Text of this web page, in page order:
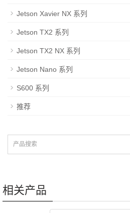
Jetson Xavier NX 系列
Jetson TX2 系列
Jetson TX2 NX 系列
Jetson Nano 系列
S600 系列
推荐
相关产品